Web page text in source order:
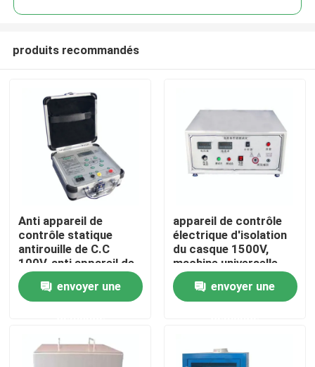
Maison
Des produits
Spectacle RV
Visite de l'usine
produits recommandés
Anti appareil de
contrôle statique
antirouille de C.C
100V, anti appareil de
contrôle statique
multifonctionnel de
chaussures
envoyer une
appareil de contrôle
électrique d'isolation
du casque 1500V,
machine universelle
d'essai d'isolation
envoyer une